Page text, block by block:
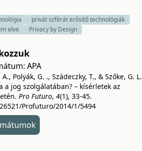
privát szférát erősítő technológiák
elve
Privacy by Design
APA
Polyák, G. ., Szádeczky, T., & Szőke, G. L.
a jog szolgálatában? – kísérletek az
Pro Futuro, 4(1), 33-45.
Profuturo/2014/1/5494